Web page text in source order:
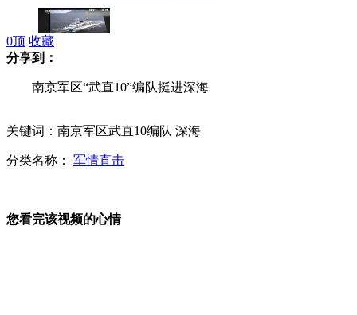
日发布2013<海上保安报告>
哈尔滨一医科高校禁用桶装水以防投毒
0顶 收藏
分享到：
南京军区“武直10”编队挺进深海
关键词：南京军区武直10编队 深海
分类名称： 军情直击
您看完该视频的心情